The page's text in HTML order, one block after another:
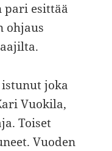
pari esittää
ohjaus
joka
Vuokila,
Toiset
Vuoden